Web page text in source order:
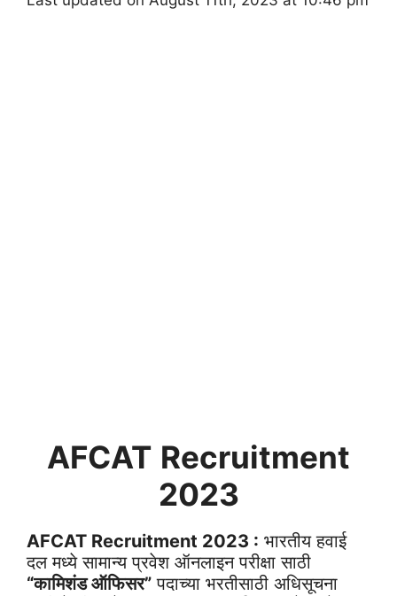
AFCAT Recruitment
2023
AFCAT Recruitment 2023 : भारतीय हवाई
दल मध्ये सामान्य प्रवेश ऑनलाइन परीक्षा साठी
“कामिशंड ऑफिसर” पदाच्या भरतीसाठी अधिसूचना